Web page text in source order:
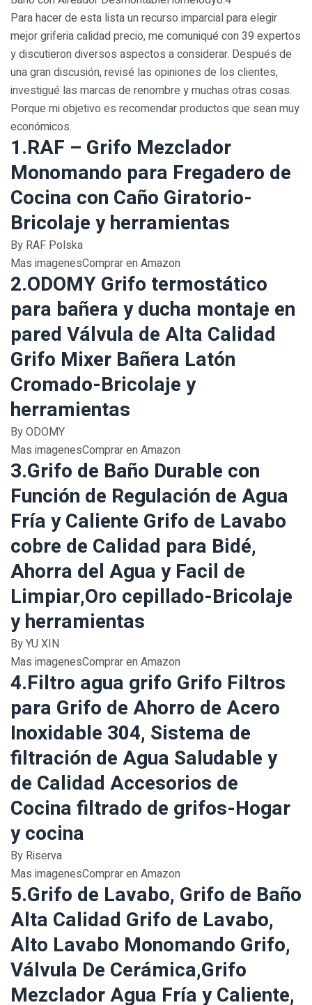
Para hacer de esta lista un recurso imparcial para elegir
mejor griferia calidad precio, ​​me comuniqué con 39 expertos
y discutieron diversos aspectos a considerar. Después de
una gran discusión, revisé las opiniones de los clientes,
investigué las marcas de renombre y muchas otras cosas.
Porque mi objetivo es recomendar productos que sean muy
económicos.
1.RAF – Grifo Mezclador
Monomando para Fregadero de
Cocina con Caño Giratorio-
Bricolaje y herramientas
By RAF Polska
Mas imagenesComprar en Amazon
2.ODOMY Grifo termostático
para bañera y ducha montaje en
pared Válvula de Alta Calidad
Grifo Mixer Bañera Latón
Cromado-Bricolaje y
herramientas
By ODOMY
Mas imagenesComprar en Amazon
3.Grifo de Baño Durable con
Función de Regulación de Agua
Fría y Caliente Grifo de Lavabo
cobre de Calidad para Bidé,
Ahorra del Agua y Facil de
Limpiar,Oro cepillado-Bricolaje
y herramientas
By YU XIN
Mas imagenesComprar en Amazon
4.Filtro agua grifo Grifo Filtros
para Grifo de Ahorro de Acero
Inoxidable 304, Sistema de
filtración de Agua Saludable y
de Calidad Accesorios de
Cocina filtrado de grifos-Hogar
y cocina
By Riserva
Mas imagenesComprar en Amazon
5.Grifo de Lavabo, Grifo de Baño
Alta Calidad Grifo de Lavabo,
Alto Lavabo Monomando Grifo,
Válvula De Cerámica,Grifo
Mezclador Agua Fría y Caliente,